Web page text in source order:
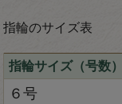
指輪のサイズ表
指輪サイズ（号数）
６号